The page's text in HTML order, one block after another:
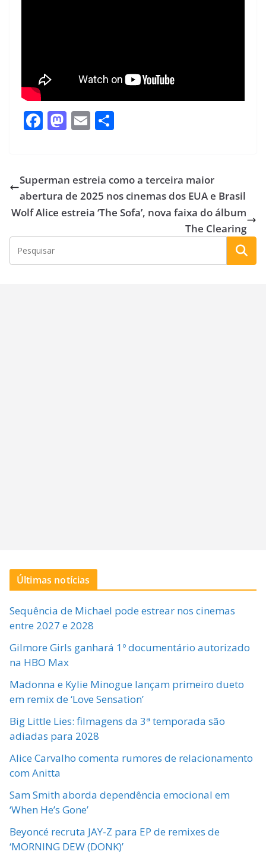
F
b
o
o
k
M
d
o
n
E
l e
Superman estreia como a terceira maior
abertura de 2025 nos cinemas dos EUA e Brasil
Wolf Alice estreia ‘The Sofa’, nova faixa do álbum
The Clearing
Últimas notícias
Sequência de Michael pode estrear nos cinemas
entre 2027 e 2028
Gilmore Girls ganhará 1º documentário autorizado
na HBO Max
Madonna e Kylie Minogue lançam primeiro dueto
em remix de ‘Love Sensation’
Big Little Lies: filmagens da 3ª temporada são
adiadas para 2028
Alice Carvalho comenta rumores de relacionamento
com Anitta
Sam Smith aborda dependência emocional em
‘When He’s Gone’
Beyoncé recruta JAY-Z para EP de remixes de
‘MORNING DEW (DONK)’